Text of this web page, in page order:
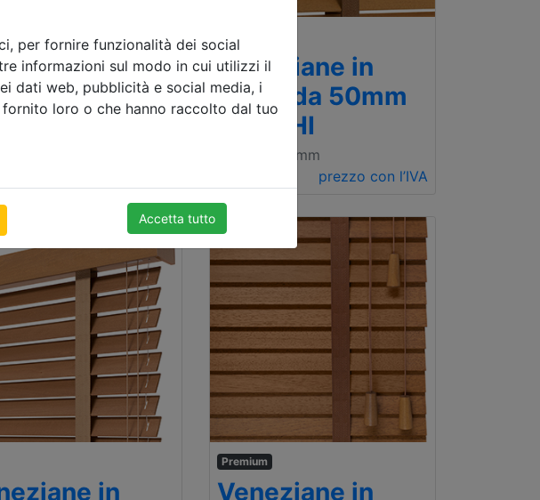
per fornire funzionalità dei social
informazioni sul modo in cui utilizzi il
dati web, pubblicità e social media, i
loro o che hanno raccolto dal tuo
Accetta tutto
in
da 65mm
Bestseller
Veneziane in
legno da 50mm
ABACHI
500 x 1000mm
prezzo con l’IVA
in
Premium
Veneziane in